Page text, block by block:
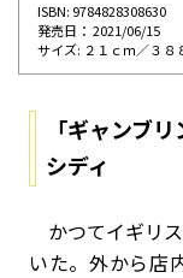
ISBN: 9784828308630
発売⽇： 2021/06/15
サイズ: ２１ｃｍ／３８
「ギャンブ
シディ
かつてイギリ
いた。外から店